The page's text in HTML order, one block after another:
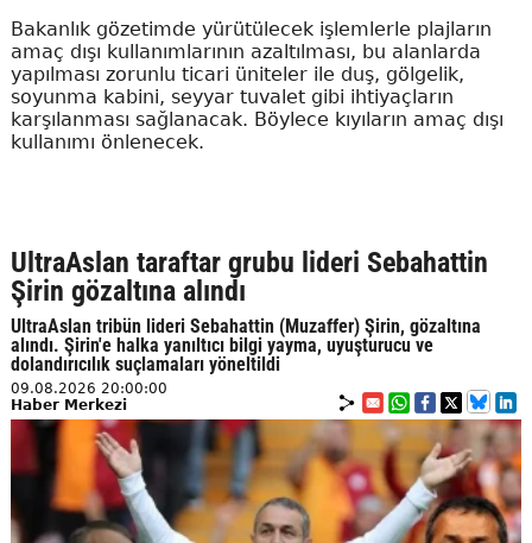
Bakanlık gözetimde yürütülecek işlemlerle plajların
amaç dışı kullanımlarının azaltılması, bu alanlarda
yapılması zorunlu ticari üniteler ile duş, gölgelik,
soyunma kabini, seyyar tuvalet gibi ihtiyaçların
karşılanması sağlanacak. Böylece kıyıların amaç dışı
kullanımı önlenecek.
UltraAslan taraftar grubu lideri Sebahattin
Şirin gözaltına alındı
UltraAslan tribün lideri Sebahattin (Muzaffer) Şirin, gözaltına
alındı. Şirin'e halka yanıltıcı bilgi yayma, uyuşturucu ve
dolandırıcılık suçlamaları yöneltildi
09.08.2026 20:00:00
Haber Merkezi